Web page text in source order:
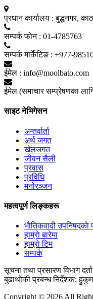
प्रधान कार्यालय : बुद्धनगर,
सम्पर्क फाेन : 01-4785763
सम्पर्क मार्केटिङ : +977-
ईमेल : info@moolbato.com
ईमेल (समाचार सम्प्रेषणका
साइट नेभिगेसन
अन्तर्वार्ता
अर्थ जगत
खेलजगत
जीवन सैली
प्रवास
प्रविधि
मनोरञ्जन
महत्वपूर्ण लिङ्कहरू
भाैतिकवादी उपनिषद्काे
हाम्राे बारेमा
हाम्राे टिम
सम्पर्क
सूचना तथा प्रसारण विभाग
बुढाथाेकी प्रबन्ध निर्देशक:
Copyright © 2026 All